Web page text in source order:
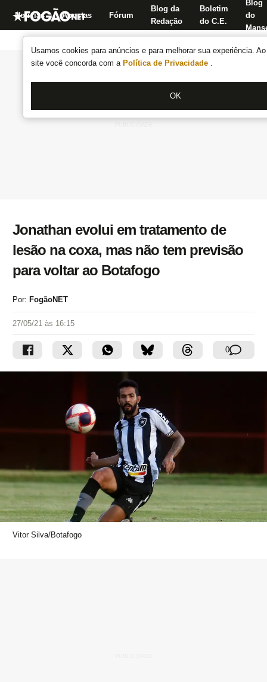
Usamos cookies para anúncios e para melhorar sua experiência.
site você concorda com a Política de Privacidade .
OK
Notícias Apostas Fórum
Blog da
Redação
Boletim
do C.E.
Blog
do
Jonathan evolui em tratamento de
lesão na coxa, mas não tem previsão
para voltar ao Botafogo
Por: FogãoNET
27/05/21 às 16:15
0
Vitor Silva/Botafogo